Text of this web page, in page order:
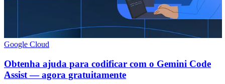
Google Cloud
Obtenha ajuda para codificar com o Gemini Code
Assist — agora gratuitamente